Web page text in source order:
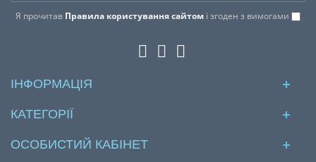
Я прочитав Правила користування сайтом і згоден з вимогами
ІНФОРМАЦІЯ
КАТЕГОРІЇ
ОСОБИСТИЙ КАБІНЕТ